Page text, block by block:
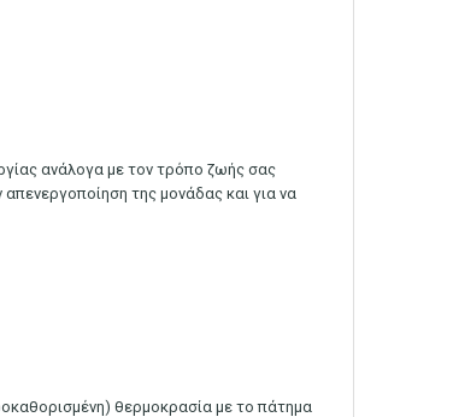
ανάλογα με τον τρόπο ζωής σας
της μονάδας και για να
θερμοκρασία με το πάτημα